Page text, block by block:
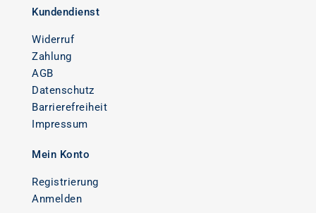
Kundendienst
Widerruf
Zahlung
AGB
Datenschutz
Barrierefreiheit
Impressum
Mein Konto
Registrierung
Anmelden